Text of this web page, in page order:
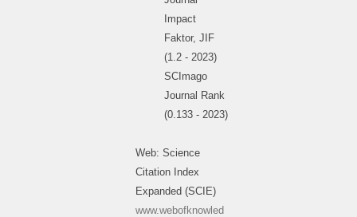
Impact
Faktor, JIF
(1.2 - 2023)
SCImago
Journal Rank
(0.133 - 2023)
Web: Science
Citation Index
Expanded (SCIE)
www.webofknowled